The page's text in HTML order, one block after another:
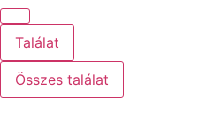
Találat
Összes találat